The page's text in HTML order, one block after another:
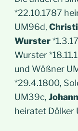
*22.10.1787
UM96d,
Wurster
Wurster
und Wößner
*29.4.1800,
UM39c,
heiratet Dölker